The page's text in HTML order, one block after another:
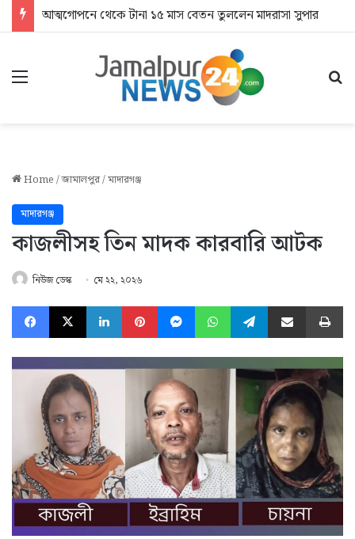
আত্মগোপনে থেকে টানা ১৫ মাস বেতন তুললেন মাদরাসা সুপার
Menu
Home/জামালপুর/মাদারগঞ্জ
মাদারগঞ্জ
কাজলীসহ তিন মাদক কারবারি আটক
নিউজ ডেস্ক মে ২২, ২০২৬
Facebook
X LinkedInPinterestMessengerWhatsAppTelegramShare via Email